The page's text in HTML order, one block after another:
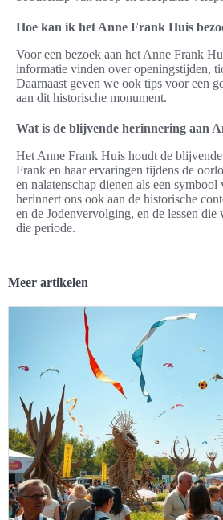
Hoe kan ik het Anne Frank Huis
Voor een bezoek aan het Anne Frank
informatie vinden over openingstijden,
Daarnaast geven we ook tips voor een
aan dit historische monument.
Wat is de blijvende herinnering aan
Het Anne Frank Huis houdt de
Frank en haar ervaringen tijdens de
en nalatenschap dienen als een
herinnert ons ook aan de historische
en de Jodenvervolging, en de lessen die
die periode.
Meer artikelen